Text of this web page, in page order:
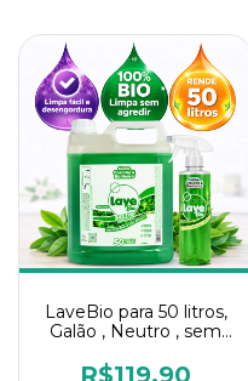
LaveBio para 50 litros,
Galão , Neutro , sem